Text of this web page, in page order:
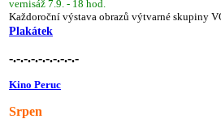
vernisáž 7.9. - 18 hod.
Každoroční výstava obrazů výtvarné skupiny
Plakátek
-.-.-.-.-.-.-.-.-.-
Kino Peruc
Srpen